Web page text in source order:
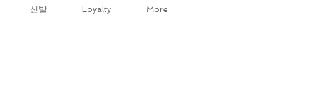
신발 Loyalty More